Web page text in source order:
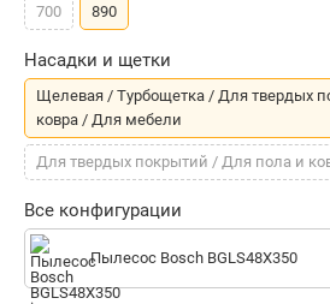
700 890
Насадки и щетки
Щелевая / Турбощетка / Для твердых
ковра / Для мебели
Для твердых покрытий / Для пола и
Все конфигурации
Пылесос Bosch BGLS48X350